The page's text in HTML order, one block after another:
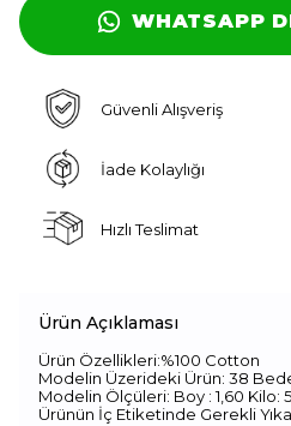
WHATSAPP
Güvenli Alışveriş
İade Kolaylığı
Hızlı Teslimat
Ürün Açıklaması
Ürün Özellikleri:%100 Cotton
Modelin Üzerideki Ürün: 38
Modelin Ölçüleri: Boy : 1,60 Kilo:
Ürünün İç Etiketinde Gerekli